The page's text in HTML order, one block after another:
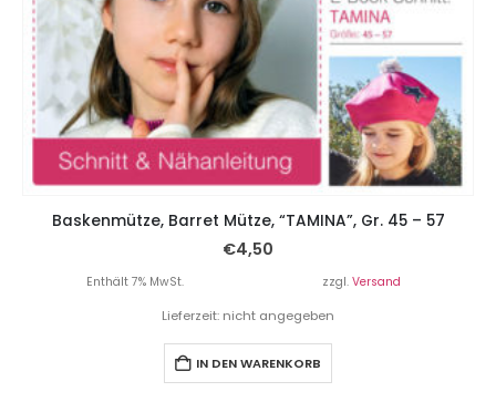
Baskenmütze, Barret Mütze, “TAMINA”, Gr. 45 – 57
€4,50
Enthält 7% MwSt. zzgl. Versand
Lieferzeit: nicht angegeben
IN DEN WARENKORB